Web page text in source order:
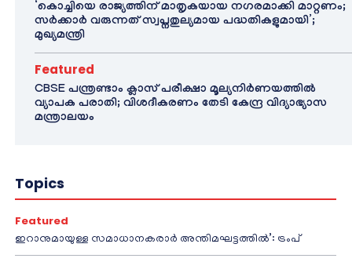
‘കൊച്ചിയെ രാജ്യത്തിന് മാതൃകയായ നഗരമാക്കി മാറ്റണം;
സർക്കാർ വരുന്നത് സ്വപ്നതുല്യമായ പദ്ധതികളുമായി’;
മുഖ്യമന്ത്രി
Featured
CBSE പന്ത്രണ്ടാം ക്ലാസ് പരീക്ഷാ മൂല്യനിർണയത്തിൽ
വ്യാപക പരാതി; വിശദീകരണം തേടി കേന്ദ്ര വിദ്യാഭ്യാസ
മന്ത്രാലയം
Topics
Featured
ഇറാനുമായുള്ള സമാധാനകരാർ അന്തിമഘട്ടത്തിൽ‌’: ട്രംപ്